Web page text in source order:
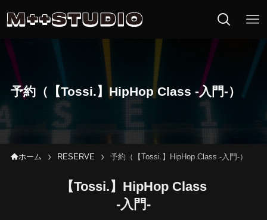
予約（【Tossi.】HipHop Class -入門-）
ホーム RESERVE 予約（【Tossi.】HipHop Class -入門-）
【Tossi.】HipHop Class
-入門-